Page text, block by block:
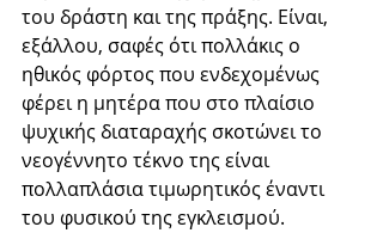
του δράστη και της πράξης. Είναι,
εξάλλου, σαφές ότι πολλάκις ο
ηθικός φόρτος που ενδεχομένως
φέρει η μητέρα που στο πλαίσιο
ψυχικής διαταραχής σκοτώνει το
νεογέννητο τέκνο της είναι
πολλαπλάσια τιμωρητικός έναντι
του φυσικού της εγκλεισμού.